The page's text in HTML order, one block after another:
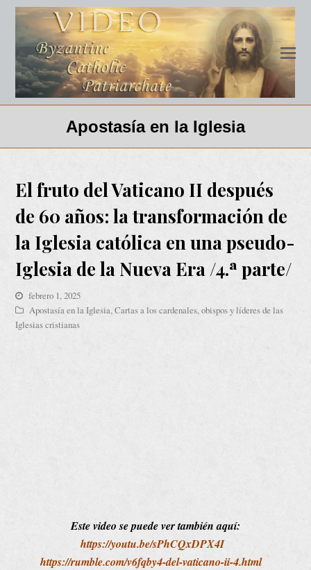
Apostasía en la Iglesia
El fruto del Vaticano II después
de 60 años: la transformación de
la Iglesia católica en una pseudo-
Iglesia de la Nueva Era /4.ª parte/
febrero 1, 2025
Apostasía en la Iglesia,Cartas a los cardenales, obispos y líderes de las
Iglesias cristianas
Este video se puede ver también aquí:
https://youtu.be/sPhCQxDPX4I
https://rumble.com/v6fqby4-del-vaticano-ii-4.html